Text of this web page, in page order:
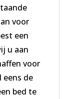
voor
een
u aan
voor
eens de
bed te